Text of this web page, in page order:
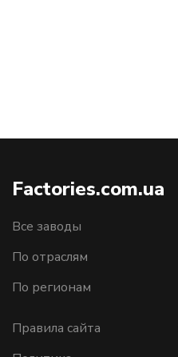
Factories.com.ua
Все заводы
По отраслям
По регионам
Правила сайта